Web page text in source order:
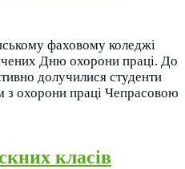
фаховому коледжі
Дню охорони праці. До
долучилися студенти
з охорони праці Чепрасовою
класів